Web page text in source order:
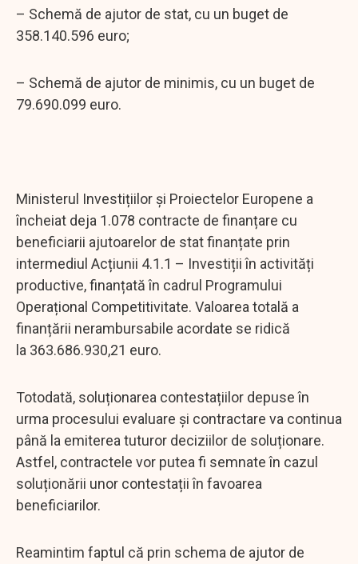
– Schemă de ajutor de stat, cu un buget de
358.140.596 euro;
– Schemă de ajutor de minimis, cu un buget de
79.690.099 euro.
Ministerul Investițiilor și Proiectelor Europene a
încheiat deja 1.078 contracte de finanțare cu
beneficiarii ajutoarelor de stat finanțate prin
intermediul Acțiunii 4.1.1 – Investiții în activități
productive, finanțată în cadrul Programului
Operațional Competitivitate. Valoarea totală a
finanțării nerambursabile acordate se ridică
la 363.686.930,21 euro.
Totodată, soluționarea contestațiilor depuse în
urma procesului evaluare și contractare va continua
până la emiterea tuturor deciziilor de soluționare.
Astfel, contractele vor putea fi semnate în cazul
soluționării unor contestații în favoarea
beneficiarilor.
Reamintim faptul că prin schema de ajutor de